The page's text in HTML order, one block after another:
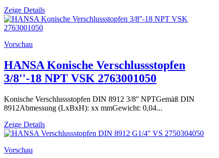
Zeige Details
Vorschau
HANSA Konische Verschlussstopfen
3/8''-18 NPT VSK 2763001050
Konische Verschlussstopfen DIN 8912 3/8'' NPTGemäß DIN
8912Abmessung (LxBxH): xx mmGewicht: 0,04...
Zeige Details
Vorschau